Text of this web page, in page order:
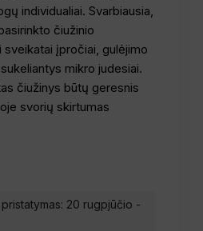
individualiai. Svarbiausia,
čiužinio
įpročiai, gulėjimo
mikro judesiai.
čiužinys būtų geresnis
svorių skirtumas
pristatymas: 20 rugpjūčio -